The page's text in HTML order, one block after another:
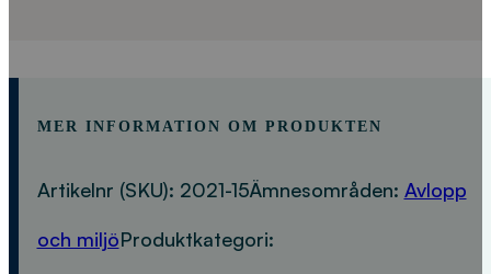
MER INFORMATION OM PRODUKTEN
Artikelnr (SKU): 2021-15Ämnesområden: Avlopp
och miljöProduktkategori: